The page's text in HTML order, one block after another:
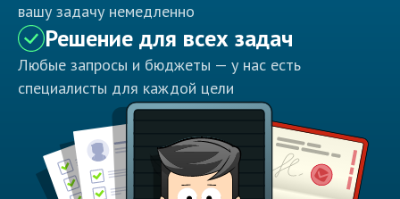
вашу задачу немедленно
Решение для всех задач
Любые запросы и бюджеты — у нас есть
специалисты для каждой цели